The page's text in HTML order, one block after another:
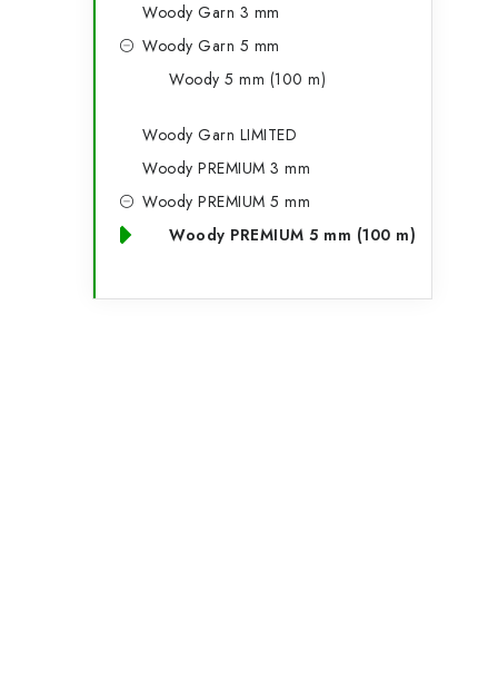
Woody Garn 3 mm
Woody Garn 5 mm
Woody 5 mm (100 m)
Woody Garn LIMITED
Woody PREMIUM 3 mm
Woody PREMIUM 5 mm
Woody PREMIUM 5 mm (100 m)